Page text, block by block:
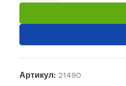
Артикул: 21490